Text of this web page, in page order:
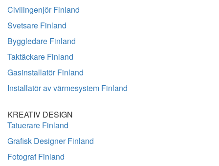
Civilingenjör Finland
Svetsare Finland
Byggledare Finland
Taktäckare Finland
Gasinstallatör Finland
Installatör av värmesystem Finland
KREATIV DESIGN
Tatuerare Finland
Grafisk Designer Finland
Fotograf Finland